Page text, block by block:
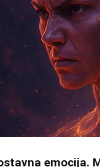
emocija.